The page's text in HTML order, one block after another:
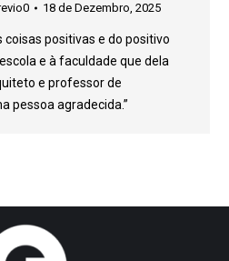
18 de Dezembro, 2025
coisas positivas e do positivo
e à faculdade que dela
e professor de
pessoa agradecida.”